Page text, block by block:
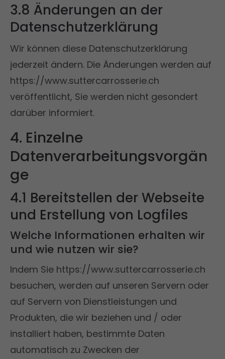
3.8 Änderungen an der
Datenschutzerklärung
Wir können diese Datenschutzerklärung
jederzeit ändern. Die Änderungen werden auf
https://www.suttercarrosserie.ch
veröffentlicht, Sie werden nicht gesondert
darüber informiert.
4. Einzelne
Datenverarbeitungsvorgän
ge
4.1 Bereitstellen der Webseite
und Erstellung von Logfiles
Welche Informationen erhalten wir
und wie nutzen wir sie?
Indem Sie https://www.suttercarrosserie.ch
besuchen, werden auf unseren Servern oder
auf Servern von Dienstleistungen und
Produkten, die wir beziehen und / oder
installiert haben, bestimmte Daten
automatisch zu Zwecken der